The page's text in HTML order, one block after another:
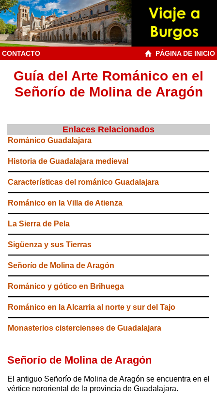
CONTACTO PÁGINA DE INICIO
Guía del Arte Románico en el
Señorío de Molina de Aragón
Enlaces Relacionados
Románico Guadalajara
Historia de Guadalajara medieval
Características del románico Guadalajara
Románico en la Villa de Atienza
La Sierra de Pela
Sigüenza y sus Tierras
Señorío de Molina de Aragón
Románico y gótico en Brihuega
Románico en la Alcarria al norte y sur del Tajo
Monasterios cistercienses de Guadalajara
Señorío de Molina de Aragón
El antiguo Señorío de Molina de Aragón se encuentra en el
vértice nororiental de la provincia de Guadalajara.